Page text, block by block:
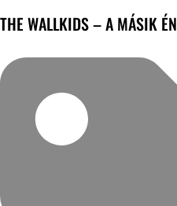
THE WALLKIDS – A MÁSIK ÉN